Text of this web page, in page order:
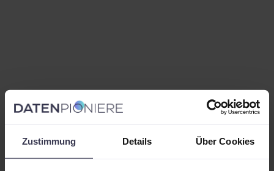
Zustimmung Details Über Cookies